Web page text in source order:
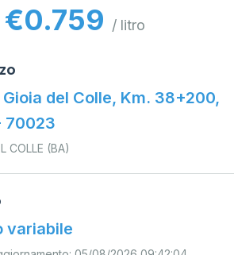
€0.759 / litro
Gioia del Colle, Km. 38+200,
70023
COLLE (BA)
variabile